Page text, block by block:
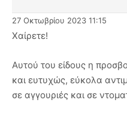
27 Οκτωβρίου 2023 11:15
Χαίρετε!
Αυτού του είδους η
και ευτυχώς, εύκολα
σε αγγουριές και σε